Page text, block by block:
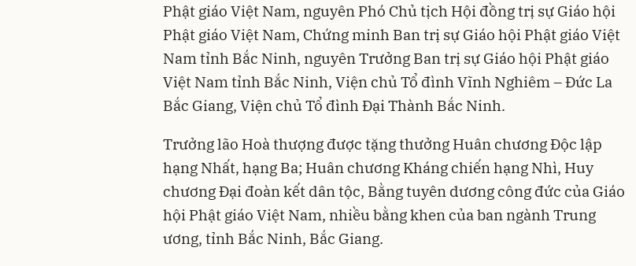
Phật giáo Việt Nam, nguyên Phó Chủ tịch Hội đồng trị sự Giáo hội
Phật giáo Việt Nam, Chứng minh Ban trị sự Giáo hội Phật giáo Việt
Nam tỉnh Bắc Ninh, nguyên Trưởng Ban trị sự Giáo hội Phật giáo
Việt Nam tỉnh Bắc Ninh, Viện chủ Tổ đình Vĩnh Nghiêm – Đức La
Bắc Giang, Viện chủ Tổ đình Đại Thành Bắc Ninh.
Trưởng lão Hoà thượng được tặng thưởng Huân chương Độc lập
hạng Nhất, hạng Ba; Huân chương Kháng chiến hạng Nhì, Huy
chương Đại đoàn kết dân tộc, Bằng tuyên dương công đức của Giáo
hội Phật giáo Việt Nam, nhiều bằng khen của ban ngành Trung
ương, tỉnh Bắc Ninh, Bắc Giang.